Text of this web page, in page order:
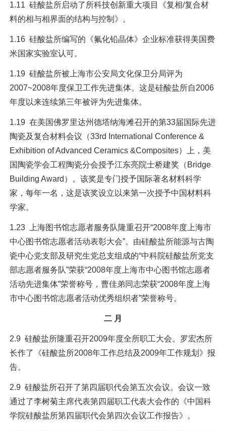
1.11 硅酸盐所启动了所科技创新重大项目《复相/复合材
料的相与相界面的结构与控制》。
1.16 硅酸盐所编写的《氟化铅晶体》企业标准获得美国费
米国家实验室认可。
1.19 硅酸盐所被上海市公安局文化保卫分局评为
2007~2008年度保卫工作先进集体。这是硅酸盐所自2006
年度以来连续第三年被评为先进集体。
1.19 在美国佛罗里达州德塔纳海滩召开的第33届国际先进
陶瓷及复合材料会议（33rd International Conference &
Exhibition of Advanced Ceramics &Composites）上，美
国陶瓷学会工程陶瓷分会授予江东亮院士桥建奖（Bridge
Building Award）。该奖是专门授予国际著名材料科学
家，每年一名，这是该奖设立以来第一次授予中国材料科
学家。
1.23 上海图书馆志愿者服务队隆重召开“2008年度上海市
中心图书馆志愿者活动表彰大会”。由硅酸盐所能源与古陶
瓷中心党支部及研究生党总支组成的“中科院硅酸盐所党支
部志愿者服务队”荣获“2008年度上海市中心图书馆志愿者
活动先进集体”荣誉称号，曹佳弟同志荣获“2008年度上海
市中心图书馆志愿者活动优秀组织者”荣誉称号。
二 月
2.9 硅酸盐所隆重召开2009年度全所职工大会。罗宏杰所
长作了《硅酸盐所2008年工作总结及2009年工作规划》报
告。
2.9 硅酸盐所召开了第四届职代会第五次会议。会议一致
通过了李树菊主席代表第四届职工代表大会作的《中国科
学院硅酸盐所第四届职代会第四次会议工作报告》。